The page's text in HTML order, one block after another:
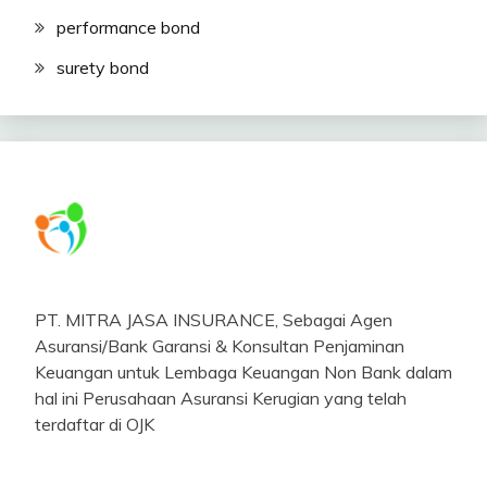
performance bond
surety bond
PT. MITRA JASA INSURANCE, Sebagai Agen
Asuransi/Bank Garansi & Konsultan Penjaminan
Keuangan untuk Lembaga Keuangan Non Bank dalam
hal ini Perusahaan Asuransi Kerugian yang telah
terdaftar di OJK